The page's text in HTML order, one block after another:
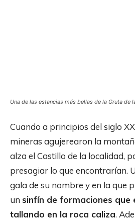
Una de las estancias más bellas de la Gruta de
Cuando a principios del siglo
mineras agujerearon la
alza el Castillo de la localidad,
presagiar lo que encontrarían.
gala de su nombre y en la que
un sinfín de formaciones que
tallando en la roca caliza.